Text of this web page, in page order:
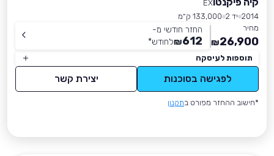
EX
2014 יד 2
133,000 ק״מ
מחיר
26,900
₪
החזר חודשי מ-
612
₪לחודש*
תוספות לעיסקה
לפגישה בסוכנות יצירת קשר
*חישוב ההחזר מפורט בתקנון